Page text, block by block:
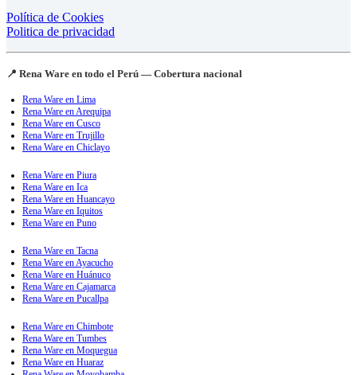
Política de Cookies
Politica de privacidad
📍 Rena Ware en todo el Perú — Cobertura nacional
Rena Ware en Lima
Rena Ware en Arequipa
Rena Ware en Cusco
Rena Ware en Trujillo
Rena Ware en Chiclayo
Rena Ware en Piura
Rena Ware en Ica
Rena Ware en Huancayo
Rena Ware en Iquitos
Rena Ware en Puno
Rena Ware en Tacna
Rena Ware en Ayacucho
Rena Ware en Huánuco
Rena Ware en Cajamarca
Rena Ware en Pucallpa
Rena Ware en Chimbote
Rena Ware en Tumbes
Rena Ware en Moquegua
Rena Ware en Huaraz